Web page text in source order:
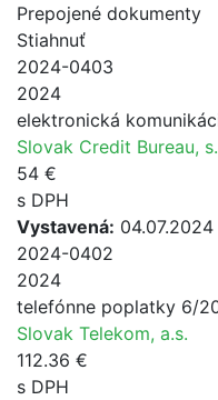
Prepojené dokumenty
Stiahnuť
2024-0403
2024
elektronická
Slovak Credit Bureau,
54 €
s DPH
Vystavená: 04.07.2024
2024-0402
2024
telefónne poplatky 6/
Slovak Telekom, a.s.
112.36 €
s DPH